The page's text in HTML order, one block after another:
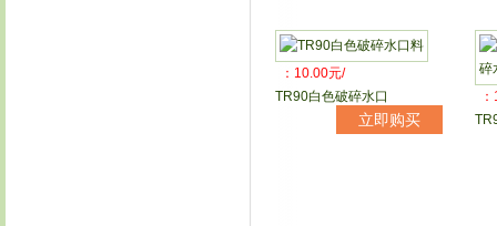
：10.00元/
TR90白色破碎水口
立即购买